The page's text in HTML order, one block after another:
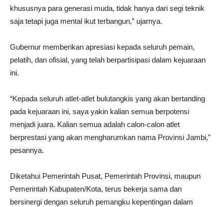
khususnya para generasi muda, tidak hanya dari segi teknik
saja tetapi juga mental ikut terbangun,” ujarnya.
Gubernur memberikan apresiasi kepada seluruh pemain,
pelatih, dan ofisial, yang telah berpartisipasi dalam kejuaraan
ini.
“Kepada seluruh atlet-atlet bulutangkis yang akan bertanding
pada kejuaraan ini, saya yakin kalian semua berpotensi
menjadi juara. Kalian semua adalah calon-calon atlet
berprestasi yang akan mengharumkan nama Provinsi Jambi,”
pesannya.
Diketahui Pemerintah Pusat, Pemerintah Provinsi, maupun
Pemerintah Kabupaten/Kota, terus bekerja sama dan
bersinergi dengan seluruh pemangku kepentingan dalam